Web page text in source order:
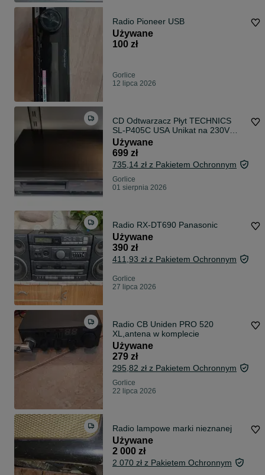
Radio Pioneer USB
Używane
100 zł
Gorlice
12 lipca 2026
CD Odtwarzacz Płyt TECHNICS
SL-P405C USA Unikat na 230V
Komis madej
Używane
699 zł
735,14 zł z Pakietem Ochronnym
Gorlice
01 sierpnia 2026
Radio RX-DT690 Panasonic
Używane
390 zł
411,93 zł z Pakietem Ochronnym
Gorlice
27 lipca 2026
Radio CB Uniden PRO 520
XL,antena w komplecie
Używane
279 zł
295,82 zł z Pakietem Ochronnym
Gorlice
22 lipca 2026
Radio lampowe marki nieznanej
Używane
2 000 zł
2 070 zł z Pakietem Ochronnym